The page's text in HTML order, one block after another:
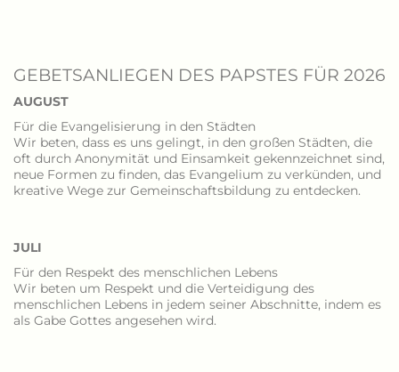
GEBETSANLIEGEN DES PAPSTES FÜR 2026
AUGUST
Für die Evangelisierung in den Städten
Wir beten, dass es uns gelingt, in den großen Städten, die
oft durch Anonymität und Einsamkeit gekennzeichnet sind,
neue Formen zu finden, das Evangelium zu verkünden, und
kreative Wege zur Gemeinschaftsbildung zu entdecken.
JULI
Für den Respekt des menschlichen Lebens
Wir beten um Respekt und die Verteidigung des
menschlichen Lebens in jedem seiner Abschnitte, indem es
als Gabe Gottes angesehen wird.